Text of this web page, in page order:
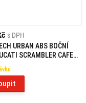
s DPH
URBAN ABS BOČNÍ
SCRAMBLER CAFE